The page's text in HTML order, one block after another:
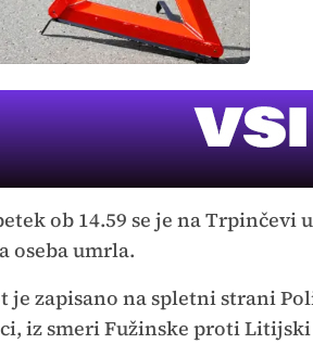
ob 14.59 se je na
oseba umrla.
je zapisano na spletni strani
iz smeri Fužinske proti